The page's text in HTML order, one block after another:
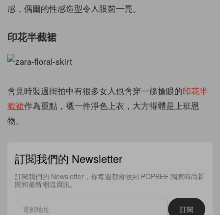
感，偶爾的性感造型令人眼前一亮。
印花半截裙
會見時裝週街拍中有很多女人也會穿一條搶眼的印花半
截裙作為重點，襯一件淨色上衣，大方得體是上班恩
物。
訂閱我們的 Newsletter
訂閱我們的 Newsletter，你每週都會收到 POPBEE 獨家時尚新
聞和最新潮流資訊。
訂閱